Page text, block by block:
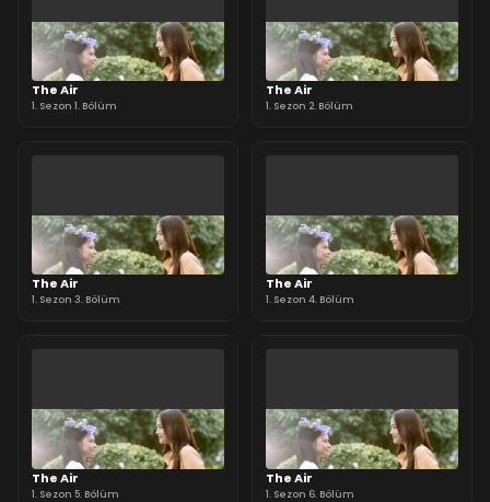
The Air
1. Sezon 1. Bölüm
The Air
1. Sezon 2. Bölüm
The Air
1. Sezon 3. Bölüm
The Air
1. Sezon 4. Bölüm
The Air
1. Sezon 5. Bölüm
The Air
1. Sezon 6. Bölüm